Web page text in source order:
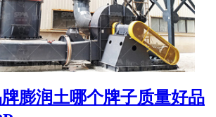
膨润土哪个牌子质量好品